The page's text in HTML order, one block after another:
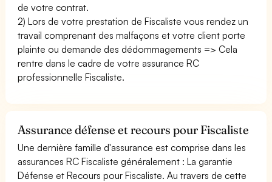
de votre contrat.
2) Lors de votre prestation de Fiscaliste vous rendez un
travail comprenant des malfaçons et votre client porte
plainte ou demande des dédommagements => Cela
rentre dans le cadre de votre assurance RC
professionnelle Fiscaliste.
Assurance défense et recours pour Fiscaliste
Une dernière famille d'assurance est comprise dans les
assurances RC Fiscaliste généralement : La garantie
Défense et Recours pour Fiscaliste. Au travers de cette